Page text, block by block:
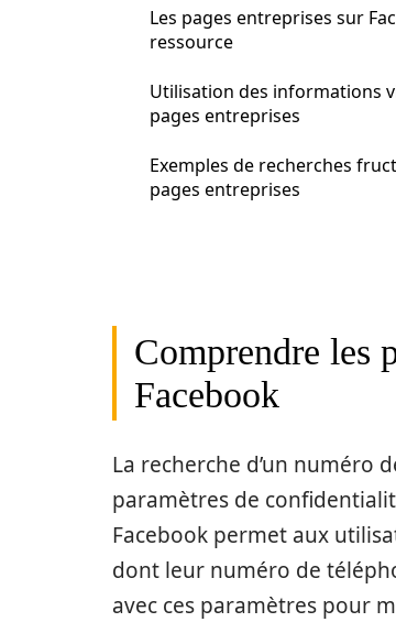
Les pages entreprises sur
ressource
Utilisation des informations
pages entreprises
Exemples de recherches
pages entreprises
Comprendre les
Facebook
La recherche d’un numéro
paramètres de
Facebook permet aux
dont leur numéro de
avec ces paramètres pour